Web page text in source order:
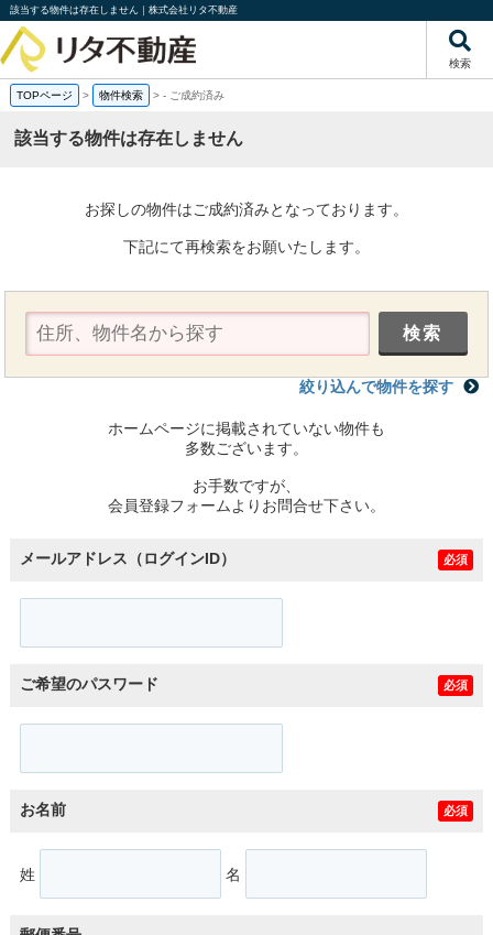
該当する物件は存在しません｜株式会社リタ不動産
検索
TOPページ > 物件検索 >- ご成約済み
該当する物件は存在しません
お探しの物件はご成約済みとなっております。
下記にて再検索をお願いたします。
絞り込んで物件を探す
ホームページに掲載されていない物件も
多数ございます。
お手数ですが、
会員登録フォームよりお問合せ下さい。
メールアドレス（ログインID） 必須
ご希望のパスワード 必須
お名前 必須
姓 名